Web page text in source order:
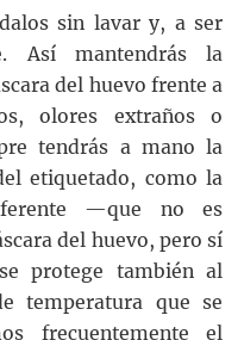
sin lavar y, a ser
Así mantendrás la
del huevo frente a
olores extraños o
tendrás a mano la
etiquetado, como la
—que no es
del huevo, pero sí
protege también al
temperatura que se
frecuentemente el